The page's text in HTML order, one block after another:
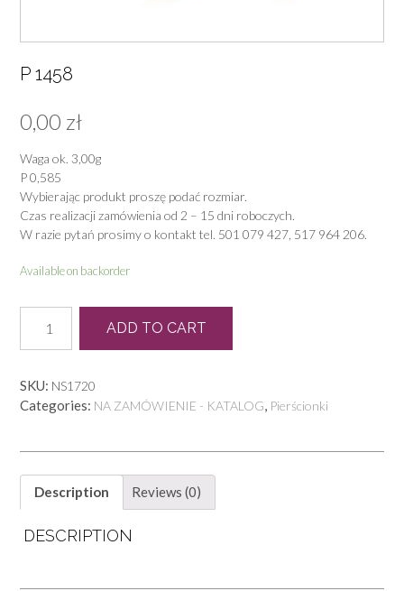
P 1458
0,00 zł
Waga ok. 3,00g
P 0,585
Wybierając produkt proszę podać rozmiar.
Czas realizacji zamówienia od 2 – 15 dni roboczych.
W razie pytań prosimy o kontakt tel. 501 079 427, 517 964 206.
Available on backorder
1458
quantity
ADD TO CART
SKU: NS1720
Categories: NA ZAMÓWIENIE - KATALOG, Pierścionki
Description Reviews (0)
DESCRIPTION